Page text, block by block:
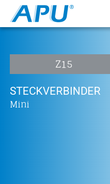
Z15
STECKVERBINDER
Mini